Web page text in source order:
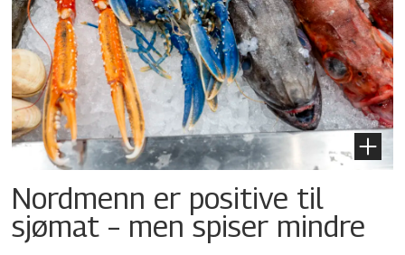
Nordmenn er positive til
sjømat – men spiser mindre